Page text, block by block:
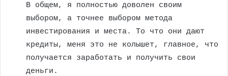
В общем, я полностью доволен своим
выбором, а точнее выбором метода
инвестирования и места. То что они дают
кредиты, меня это не колышет, главное, что
получается заработать и получить свои
деньги.